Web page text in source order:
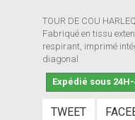
TOUR DE COU
Fabriqué en tissu
respirant, imprimé
diagonal
Expédié sous
TWEET